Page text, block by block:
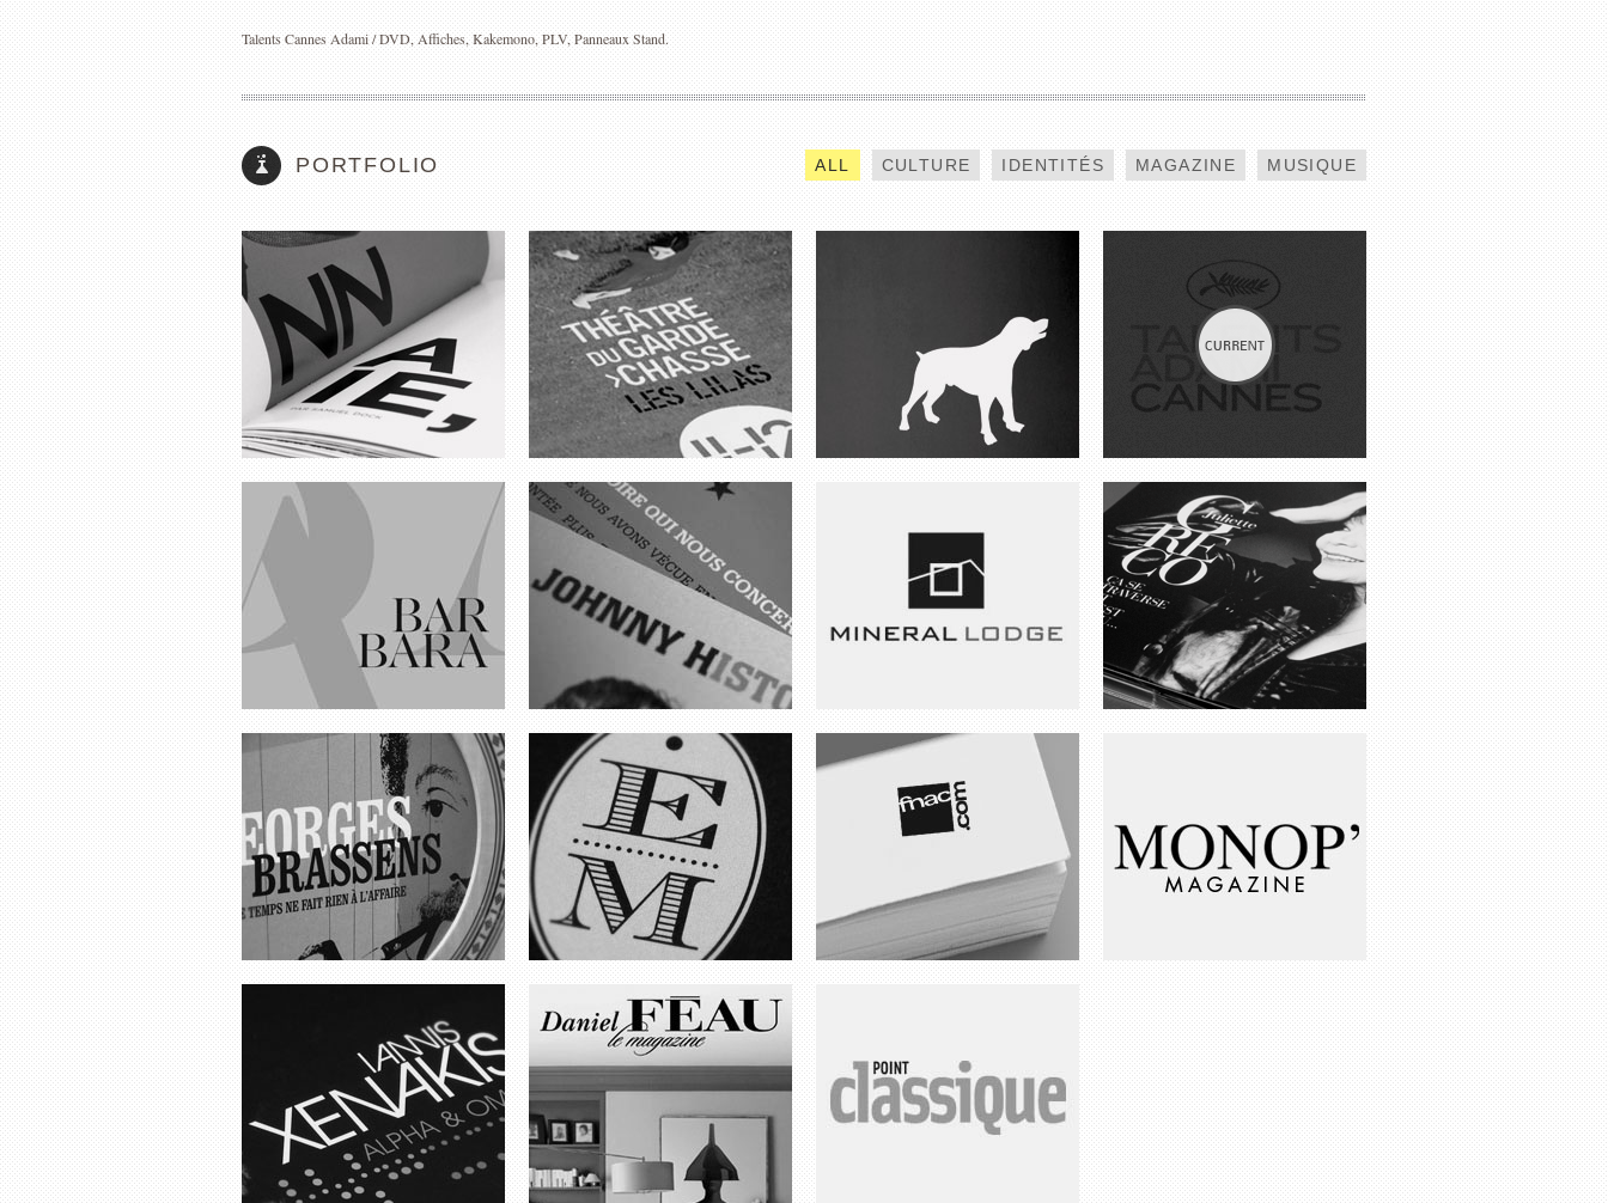
Talents Cannes Adami / DVD, Affiches, Kakemono, PLV, Panneaux Stand.
PORTFOLIO ALL CULTURE IDENTITÉS MAGAZINE MUSIQUE
ZAZIE INTÉGRALE
THÉÂTRE DU GARDE-
BARBARA INTÉGRALE JOHNNY HISTORY JULIETTE GRÉCO
GEORGES BRASSENS EDDY MITCHELL MONOP’ MAGAZINE
IANNIS XENAKIS FÉAU MAGAZINE POINT CLASSIQUE